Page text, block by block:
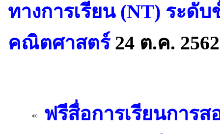
ทางการเรียน (NT) ระดั
คณิตศาสตร์24 ต.ค. 2562
ฟรีสื่อการเรียนการส